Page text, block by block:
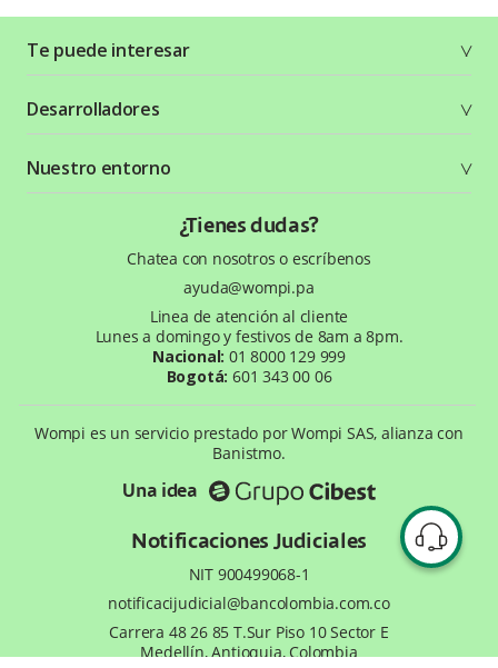
Te puede interesar
Planes y tarifas
Crea tu cuenta
Seguridad
Términos y condiciones
Política de privacidad
Desarrolladores
Comunidad
Recursos gráficos
Nuestro entorno
¿Tienes dudas?
Chatea con nosotros o escríbenos
ayuda@wompi.pa
Linea de atención al cliente
Lunes a domingo y festivos de 8am a 8pm.
Nacional: 01 8000 129 999
Bogotá: 601 343 00 06
Wompi es un servicio prestado por Wompi SAS, alianza con
Banistmo.
Una idea
Notificaciones Judiciales
NIT 900499068-1
notificacijudicial@bancolombia.com.co
Carrera 48 26 85 T.Sur Piso 10 Sector E
Medellín, Antioquia, Colombia